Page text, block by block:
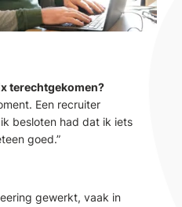
terechtgekomen?
Een recruiter
besloten had dat ik iets
goed.”
gewerkt, vaak in